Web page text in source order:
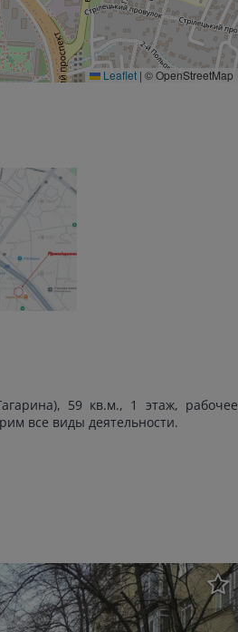
Leaflet | © OpenStreetMap
59 кв.м., 1 этаж, рабочее
все виды деятельности.